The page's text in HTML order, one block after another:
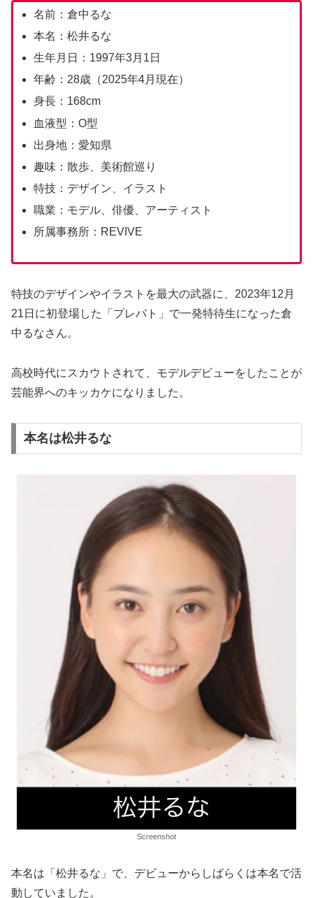
名前：倉中るな
本名：松井るな
生年月日：1997年3月1日
年齢：28歳（2025年4月現在）
身長：168cm
血液型：O型
出身地：愛知県
趣味：散歩、美術館巡り
特技：デザイン、イラスト
職業：モデル、俳優、アーティスト
所属事務所：REVIVE
特技のデザインやイラストを最大の武器に、2023年12月
21日に初登場した「プレバト」で一発特待生になった倉
中るなさん。
高校時代にスカウトされて、モデルデビューをしたことが
芸能界へのキッカケになりました。
本名は松井るな
Screenshot
本名は「松井るな」で、デビューからしばらくは本名で活
動していました。